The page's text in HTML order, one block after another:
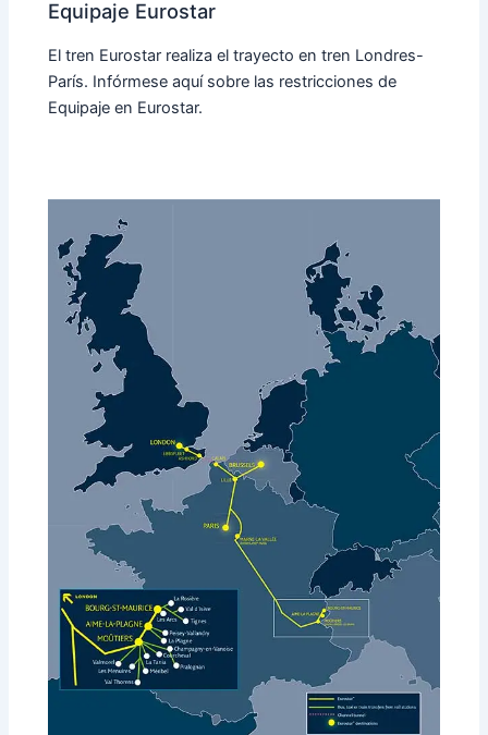
Equipaje Eurostar
El tren Eurostar realiza el trayecto en tren Londres-
París. Infórmese aquí sobre las restricciones de
Equipaje en Eurostar.